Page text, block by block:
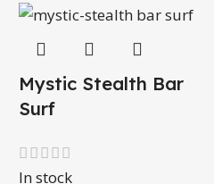
Mystic Stealth Bar
Surf
In stock